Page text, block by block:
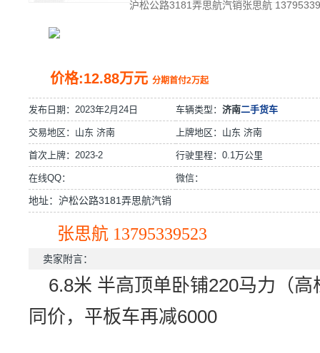
沪松公路3181弄思航汽销张思航
价格:12.88万元 分期首付2万起
发布日期： 2023年2月24日 车辆类型： 济南二手货车
交易地区： 山东 济南 上牌地区：山东 济南
首次上牌：2023-2 行驶里程：0.1万公里
在线QQ： 微信：
地址：沪松公路3181弄思航汽销
张思航 13795339523
卖家附言：
6.8米 半高顶单卧铺220马力（
同价，平板车再减6000